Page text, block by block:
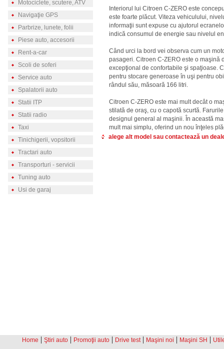
Motociclete, scutere, ATV
Navigaţie GPS
Parbrize, lunete, folii
Piese auto, accesorii
Rent-a-car
Scoli de soferi
Service auto
Spalatorii auto
Statii ITP
Statii radio
Taxi
Tinichigerii, vopsitorii
Tractari auto
Transporturi - servicii
Tuning auto
Usi de garaj
Interiorul lui Citroen C-ZERO este
este foarte plăcut. Viteza vehiculului,
informaţii sunt expuse cu ajutorul
indică consumul de energie sau nivelul
Când urci la bord vei observa cum un
pasageri. Citroen C-ZERO este o maşină
excepţional de confortabile şi spaţioase.
pentru stocare generoase în uşi pentru
rândul său, măsoară 166 litri.
Citroen C-ZERO este mai mult decât o
stilată de oraş, cu o capotă scurtă.
designul general al maşinii. În această
mult mai simplu, oferind un nou înţeles
alege alt model sau contactează un
Home | Ştiri auto | Promoţii auto | Drive test | Maşini noi | Maşini SH |